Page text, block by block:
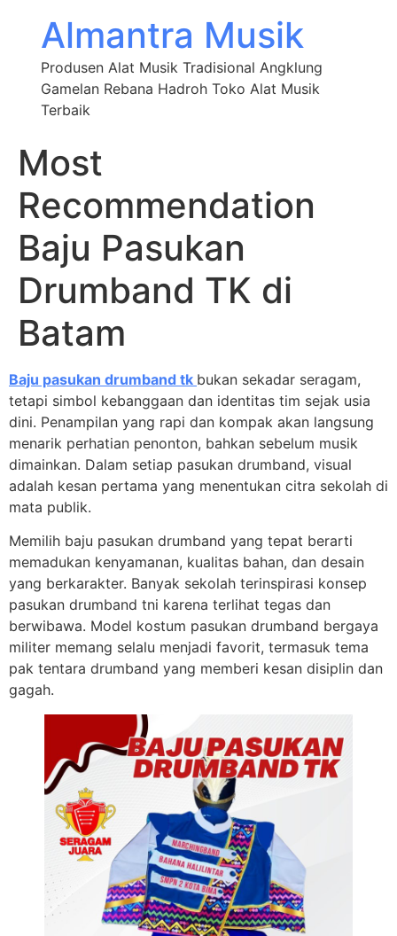
Almantra Musik
Produsen Alat Musik Tradisional Angklung
Gamelan Rebana Hadroh Toko Alat Musik
Terbaik
Most
Recommendation
Baju Pasukan
Drumband TK di
Batam
Baju pasukan drumband tk bukan sekadar seragam,
tetapi simbol kebanggaan dan identitas tim sejak usia
dini. Penampilan yang rapi dan kompak akan langsung
menarik perhatian penonton, bahkan sebelum musik
dimainkan. Dalam setiap pasukan drumband, visual
adalah kesan pertama yang menentukan citra sekolah di
mata publik.
Memilih baju pasukan drumband yang tepat berarti
memadukan kenyamanan, kualitas bahan, dan desain
yang berkarakter. Banyak sekolah terinspirasi konsep
pasukan drumband tni karena terlihat tegas dan
berwibawa. Model kostum pasukan drumband bergaya
militer memang selalu menjadi favorit, termasuk tema
pak tentara drumband yang memberi kesan disiplin dan
gagah.